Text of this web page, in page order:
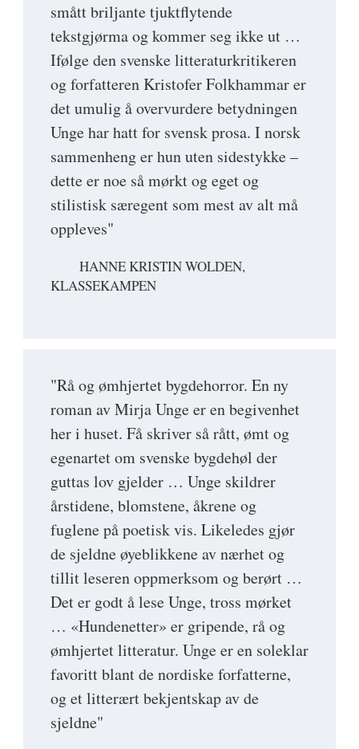
smått briljante tjuktflytende
tekstgjørma og kommer seg ikke ut …
Ifølge den svenske litteraturkritikeren
og forfatteren Kristofer Folkhammar er
det umulig å overvurdere betydningen
Unge har hatt for svensk prosa. I norsk
sammenheng er hun uten sidestykke –
dette er noe så mørkt og eget og
stilistisk særegent som mest av alt må
oppleves"
HANNE KRISTIN WOLDEN,
KLASSEKAMPEN
"Rå og ømhjertet bygdehorror. En ny
roman av Mirja Unge er en begivenhet
her i huset. Få skriver så rått, ømt og
egenartet om svenske bygdehøl der
guttas lov gjelder … Unge skildrer
årstidene, blomstene, åkrene og
fuglene på poetisk vis. Likeledes gjør
de sjeldne øyeblikkene av nærhet og
tillit leseren oppmerksom og berørt …
Det er godt å lese Unge, tross mørket
… «Hundenetter» er gripende, rå og
ømhjertet litteratur. Unge er en soleklar
favoritt blant de nordiske forfatterne,
og et litterært bekjentskap av de
sjeldne"